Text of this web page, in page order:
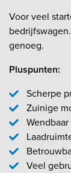
Voor veel
genoeg.
Pluspunten:
Scherpe
Zuinige
Veel